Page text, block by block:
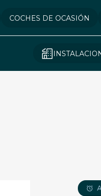
COCHES DE OCASIÓN